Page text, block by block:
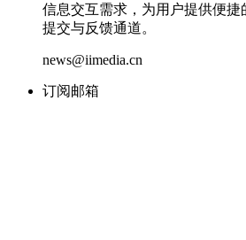
信息交互需求，为用户提供便捷
提交与反馈通道。
news@iimedia.cn
订阅邮箱